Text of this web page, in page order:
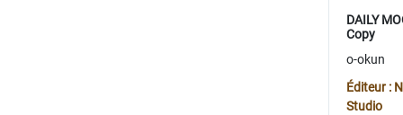
DAILY
Copy
o-okun
Éditeur :
Studio